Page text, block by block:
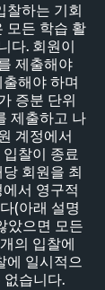
찰하는 기회
모든 학습 활
다. 회원이
제출해야
해야 하며
증분 단위
제출하고 나
계정에서
찰이 종료
회원을 최
서 영구적
(아래 설명
았으면 모든
의 입찰에
에 일시적으
습니다.